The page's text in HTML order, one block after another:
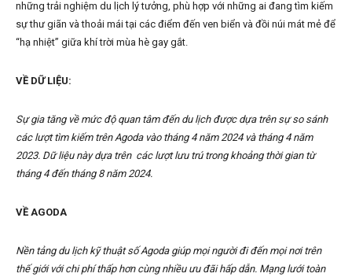
những trải nghiệm du lịch lý tưởng, phù hợp với những ai đang tìm kiếm
sự thư giãn và thoải mái tại các điểm đến ven biển và đồi núi mát mẻ để
“hạ nhiệt” giữa khí trời mùa hè gay gắt.
VỀ DỮ LIỆU:
Sự gia tăng về mức độ quan tâm đến du lịch được dựa trên sự so sánh
các lượt tìm kiếm trên Agoda vào tháng 4 năm 2024 và tháng 4 năm
2023. Dữ liệu này dựa trên các lượt lưu trú trong khoảng thời gian từ
tháng 4 đến tháng 8 năm 2024.
VỀ AGODA
Nền tảng du lịch kỹ thuật số Agoda giúp mọi người đi đến mọi nơi trên
thế giới với chi phí thấp hơn cùng nhiều ưu đãi hấp dẫn. Mạng lưới toàn